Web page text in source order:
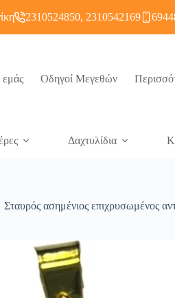
2310524850, 2310542169
εμάς Οδηγοί Μεγεθών
Δαχτυλίδια
Σταυρός ασημένιος επιχρυσωμένος